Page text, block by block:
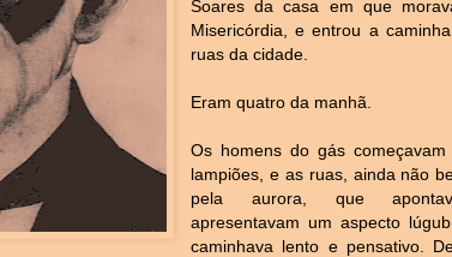
Soares da casa em que
Misericórdia, e entrou a
ruas da cidade.
Eram quatro da manhã.
Os homens do gás
lampiões, e as ruas, ainda não
pela aurora, que
apresentavam um aspecto
caminhava lento e pensativo.